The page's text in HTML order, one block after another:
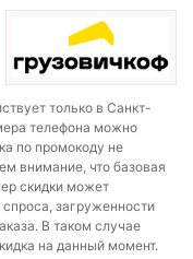
только в Санкт-
телефона можно
по промокоду не
внимание, что базовая
скидки может
загруженности
В таком случае
на данный момент.